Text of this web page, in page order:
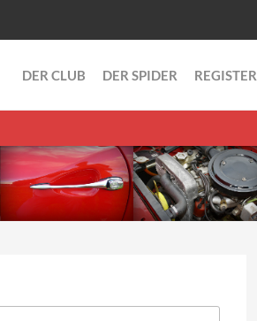
DER CLUB DER SPIDER REGISTER